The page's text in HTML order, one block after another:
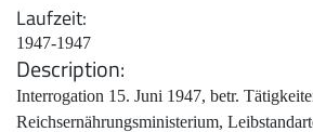
Laufzeit
1947-1947
Description
Interrogation 15. Juni 1947, betr.
Reichsernährungsministerium,